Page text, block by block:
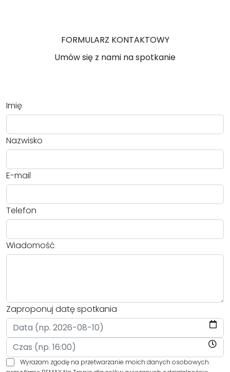
FORMULARZ KONTAKTOWY
Umów się z nami na spotkanie
Imię
Nazwisko
E-mail
Telefon
Wiadomość
Zaproponuj datę spotkania
Wyrażam zgodę na przetwarzanie moich danych osobowych